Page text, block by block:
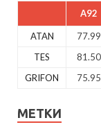
A92
ATAN 77.99
TES
81.50
GRIFON
75.95
МЕТКИ